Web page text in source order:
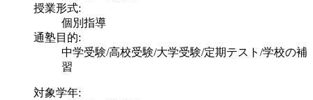
授業形式:
個別指導
通塾目的:
中学受験/高校受験/大学受験/定期テスト/学校の補
習
対象学年: